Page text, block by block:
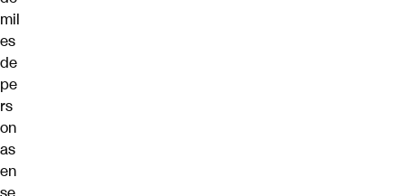
mil
es
de
pe
rs
on
as
en